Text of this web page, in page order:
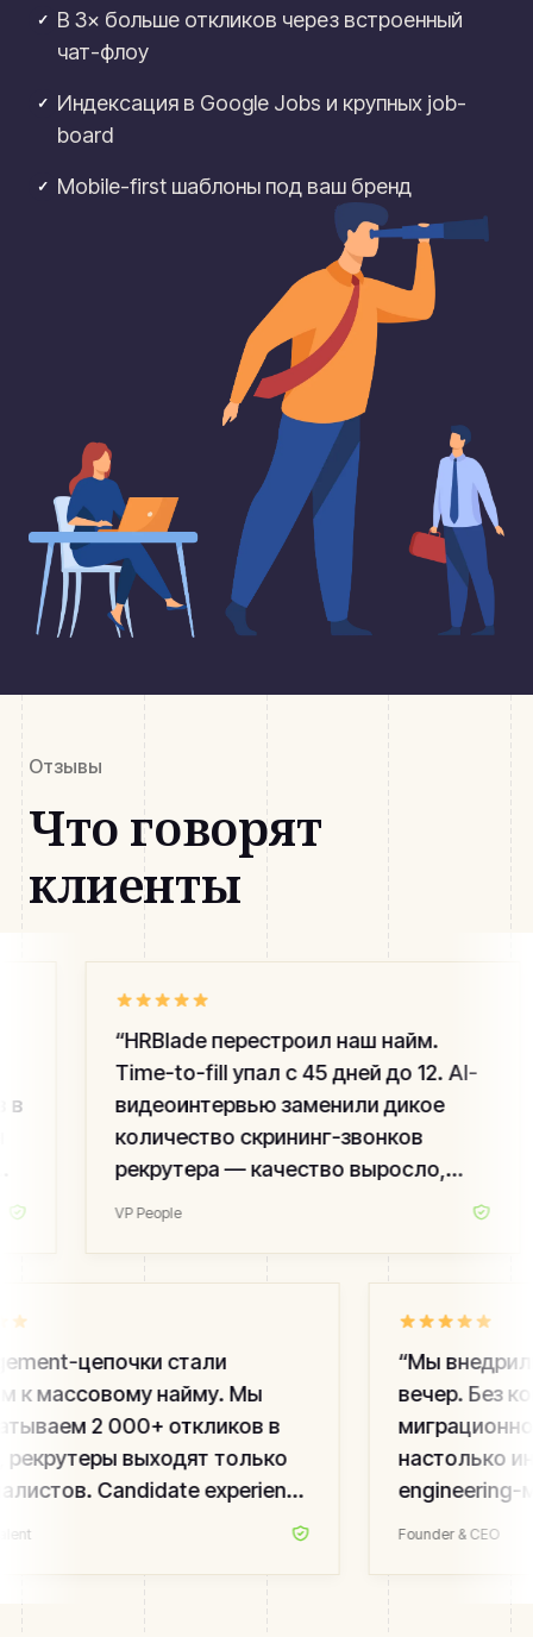
✓ В 3× больше откликов через встроенный
чат-флоу
✓ Индексация в Google Jobs и крупных job-
board
✓ Mobile-first шаблоны под ваш бренд
Отзывы
Что говорят
клиенты
в
“HRBlade перестроил наш найм.
Time-to-fill упал с 45 дней до 12. AI-
видеоинтервью заменили дикое
количество скрининг-звонков
рекрутера — качество выросло,
VP People
цепочки стали
к массовому найму. Мы
2 000+ откликов в
выходят только
Candidate experience
“Мы
вечер. Без
настолько
engineering-
Founder & CEO